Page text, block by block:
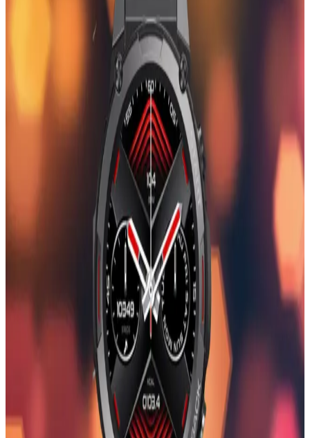
Kadınlar Günü İçin Elektronik ve Cihaz
Aksesuarlarıyla Anlamlı Hediye Seçenekleri
Kadınlar Günü için anlamlı elektronik aksesuarlar ve mesajlar
taşıyan ürünler, hem fonksiyonel hem de duygusal bağları
güçlendiren hediye seçenekleri sunar.
Bileklikli Kol Saatleri: Giyilebilir Teknolojilerde
Şıklık ve Fonksiyonellik Bir Arada
Giyilebilir teknolojilerin en şık örnekleri olan bileklikli kol saatleri,
tarz ve fonksiyonelliği bir arada sunar. Dayanıklı, şık ve çok yönlü
modellerle günlük yaşamda pratik kullanım sağlar.
Kadınlar Günü İçin Teknolojik ve Şık Elektronik
Aksesuar Seçenekleri
Kadınlar Günü için estetik ve fonksiyonel Bluetooth özellikli
aksesuarlar, şık tasarımlar ve kullanışlı teknolojik ürünler ideal
hediye seçenekleri sunar. Modern ve kullanışlı ürünlerle anlamlı bir
hediye verme fırsatı yakalayın.
Kadın Dijital Saat Modelleri ve Güncel Trendler:
Tasarım ve Fonksiyonellik Analizi
Kadın dijital saatler, şık tasarımları ve gelişmiş teknolojik
özellikleriyle günlük yaşamda önemli yer tutuyor. Trendler ve
kullanım alanları hakkında detaylar burada.
Apple Watch Mini: Kompakt Tasarımı ve Gelişmiş
Özellikleriyle Akıllı Saat Teknolojisi